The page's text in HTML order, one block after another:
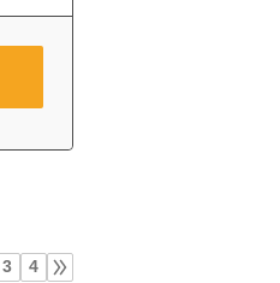
3 4